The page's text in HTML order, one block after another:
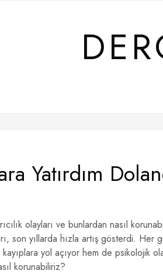
Yatırdım
olayları ve bunlardan nasıl
son yıllarda hızla artış gösterdi. Her
yol açıyor hem de psikolojik
korunabiliriz?